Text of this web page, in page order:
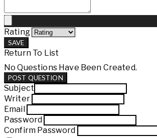
Rating
SAVE
Return To List
No Questions Have Been Created.
POST QUESTION
Subject
Writer
Email
Password
Confirm Password